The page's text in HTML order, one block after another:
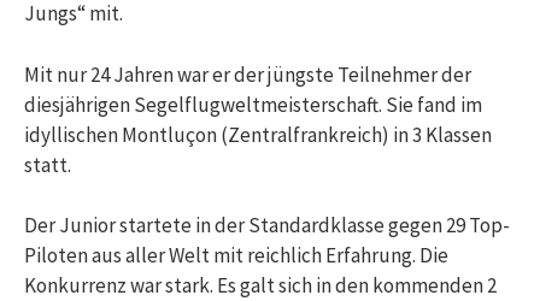
Jungs“ mit.
Mit nur 24 Jahren war er der jüngste Teilnehmer der
diesjährigen Segelflugweltmeisterschaft. Sie fand im
idyllischen Montluçon (Zentralfrankreich) in 3 Klassen
statt.
Der Junior startete in der Standardklasse gegen 29 Top-
Piloten aus aller Welt mit reichlich Erfahrung. Die
Konkurrenz war stark. Es galt sich in den kommenden 2